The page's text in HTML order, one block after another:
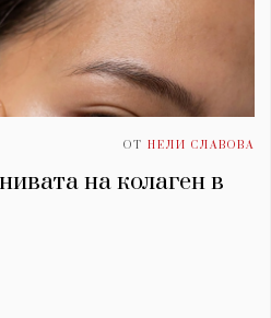
ОТ НЕЛИ СЛАВОВА
на колаген в